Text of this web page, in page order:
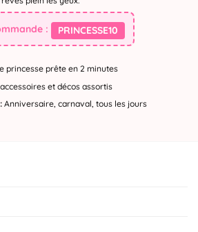
: PRINCESSE10
princesse prête en 2 minutes
et décos assortis
Anniversaire, carnaval, tous les jours